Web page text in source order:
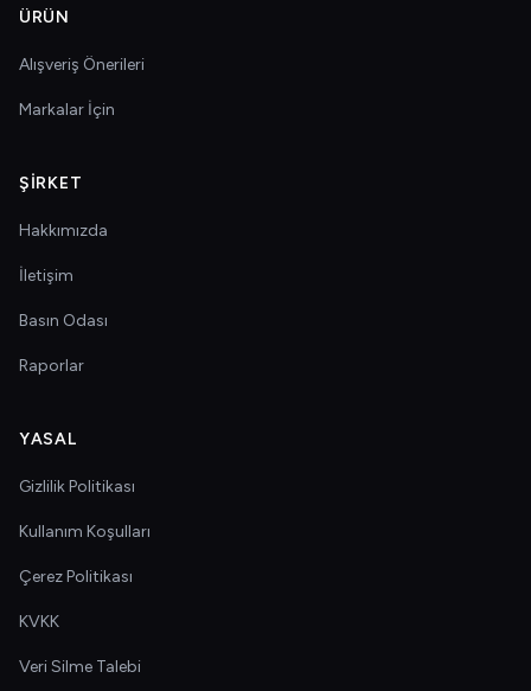
ÜRÜN
Alışveriş Önerileri
Markalar İçin
ŞIRKET
Hakkımızda
İletişim
Basın Odası
Raporlar
YASAL
Gizlilik Politikası
Kullanım Koşulları
Çerez Politikası
KVKK
Veri Silme Talebi